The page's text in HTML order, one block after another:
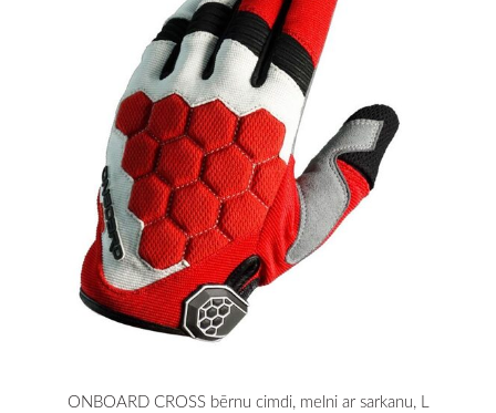
ONBOARD CROSS bērnu cimdi, melni ar sarkanu, L